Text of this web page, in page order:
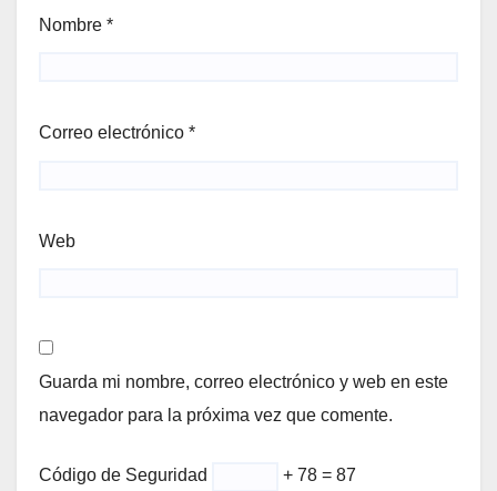
Nombre *
Correo electrónico *
Web
Guarda mi nombre, correo electrónico y web en este
navegador para la próxima vez que comente.
Código de Seguridad + 78 = 87